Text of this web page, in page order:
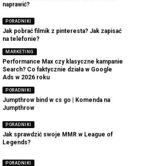
naprawić?
PORADNIKI
Jak pobrać filmik z pinteresta? Jak zapisać
na telefonie?
MARKETING
Performance Max czy klasyczne kampanie
Search? Co faktycznie działa w Google
Ads w 2026 roku
PORADNIKI
Jumpthrow bind w cs go | Komenda na
Jumpthrow
PORADNIKI
Jak sprawdzić swoje MMR w League of
Legends?
PORADNIKI